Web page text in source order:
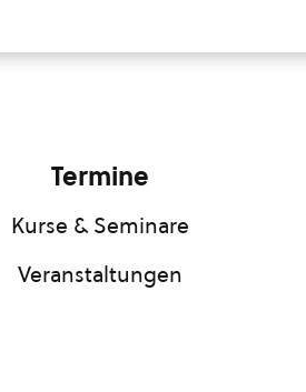
Termine
Kurse & Seminare
Veranstaltungen